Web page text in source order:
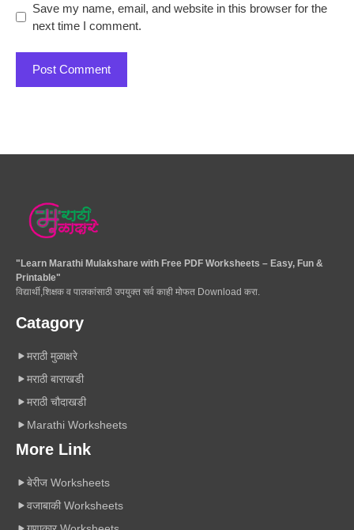
Save my name, email, and website in this browser for the
next time I comment.
"Learn Marathi Mulakshare with Free PDF Worksheets – Easy, Fun &
Printable"
विद्यार्थी,शिक्षक व पालकांसाठी उपयुक्त सर्व काही मोफत Download करा.
Catagory
मराठी मुळाक्षरे
मराठी बाराखडी
मराठी चौदाखडी
Marathi Worksheets
More Link
बेरीज Worksheets
वजाबाकी Worksheets